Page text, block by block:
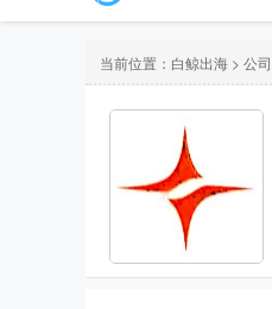
当前位置： 白鲸出海 > 公司